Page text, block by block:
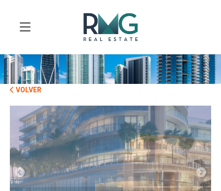
VOLVER